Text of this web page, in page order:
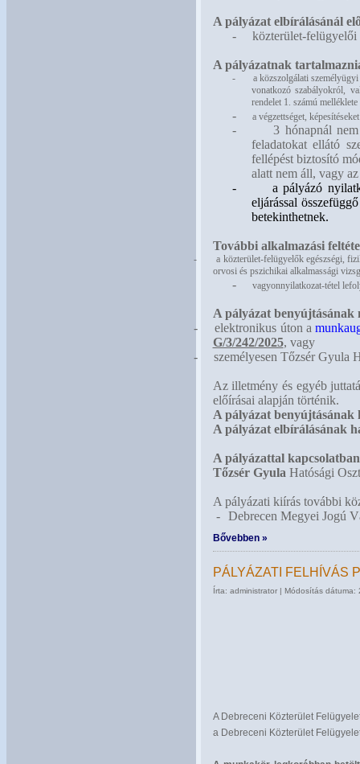
A pályázat elbírálásánál
-
közterület-felügyelői
A pályázatnak
- a közszolgálati
vonatkozó szabályokról,
rendelet 1. számú
- a végzettséget,
-
3 hónapnál
feladatokat ellátó
fellépést biztosító
alatt nem áll, vagy
-
a pályázó
eljárással
betekinthetnek.
További alkalmazási
-
a közterület-felügyelők egészségi,
orvosi és pszichikai alkalmassági
- vagyonnyilatkozat-tétel
A pályázat benyújtásának
-
elektronikus úton a
G/3/242/2025, vagy
-
személyesen Tőzsér Gyula
Az illetmény és egyéb
előírásai alapján történik.
A pályázat benyújtásának
A pályázat elbírálásának
A pályázattal
Tőzsér Gyula Hatósági
A pályázati kiírás további
- Debrecen Megyei Jogú
Bővebben »
PÁLYÁZATI FELHÍVÁS
Írta: administrator | Módosítás dátuma:
A Debreceni Közterület
a Debreceni Közterület